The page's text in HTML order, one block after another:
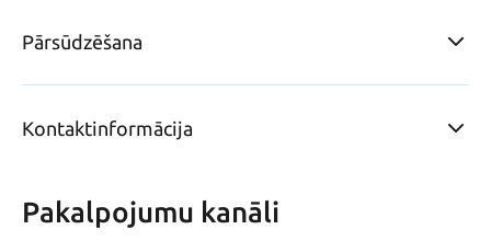
Pārsūdzēšana
Kontaktinformācija
Pakalpojumu kanāli